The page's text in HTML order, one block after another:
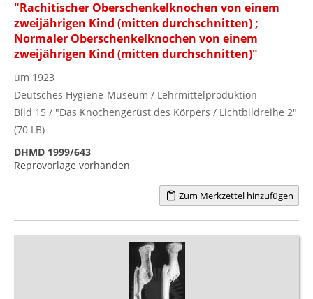
"Rachitischer Oberschenkelknochen von einem
zweijährigen Kind (mitten durchschnitten) ;
Normaler Oberschenkelknochen von einem
zweijährigen Kind (mitten durchschnitten)"
um 1923
Deutsches Hygiene-Museum / Lehrmittelproduktion
Bild 15 / "Das Knochengerüst des Körpers / Lichtbildreihe 2"
(70 LB)
DHMD 1999/643
Reprovorlage vorhanden
Zum Merkzettel hinzufügen